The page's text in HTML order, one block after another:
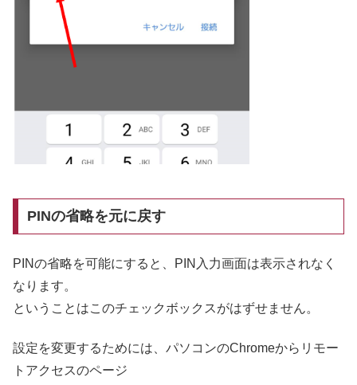
PINの省略を元に戻す
PINの省略を可能にすると、PIN入力画面は表示されなく
なります。
ということはこのチェックボックスがはずせません。
設定を変更するためには、パソコンのChromeからリモー
トアクセスのページ